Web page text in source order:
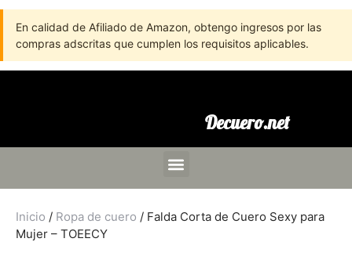
En calidad de Afiliado de Amazon, obtengo ingresos por las
compras adscritas que cumplen los requisitos aplicables.
Decuero.net
Inicio / Ropa de cuero / Falda Corta de Cuero Sexy para
Mujer – TOEECY